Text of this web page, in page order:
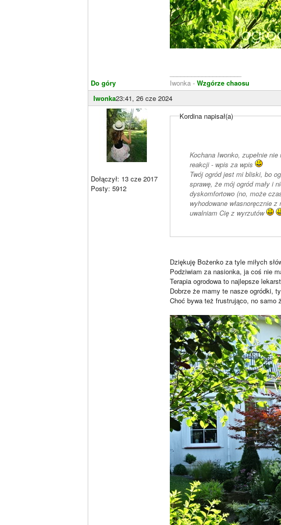
Do góry
Iwonka - Wzgórze chaosu
Iwonka23:41, 26 cze 2024
Dołączył: 13 cze 2017
Posty: 5912
Kordina napisał(a)
Kochana Iwonko, zupełnie
reakcji - wpis za wpis
Twój ogród jest mi bliski, bo
sprawę, że mój ogród mały i
dyskomfortowo (no, może
wyhodowane własnoręcznie z
uwalniam Cię z wyrzutów
Dziękuję Bożenko za tyle miłych
Podziwiam za nasionka, ja coś nie
Terapia ogrodowa to najlepsze
Dobrze że mamy te nasze ogródki,
Choć bywa też frustrująco, no samo